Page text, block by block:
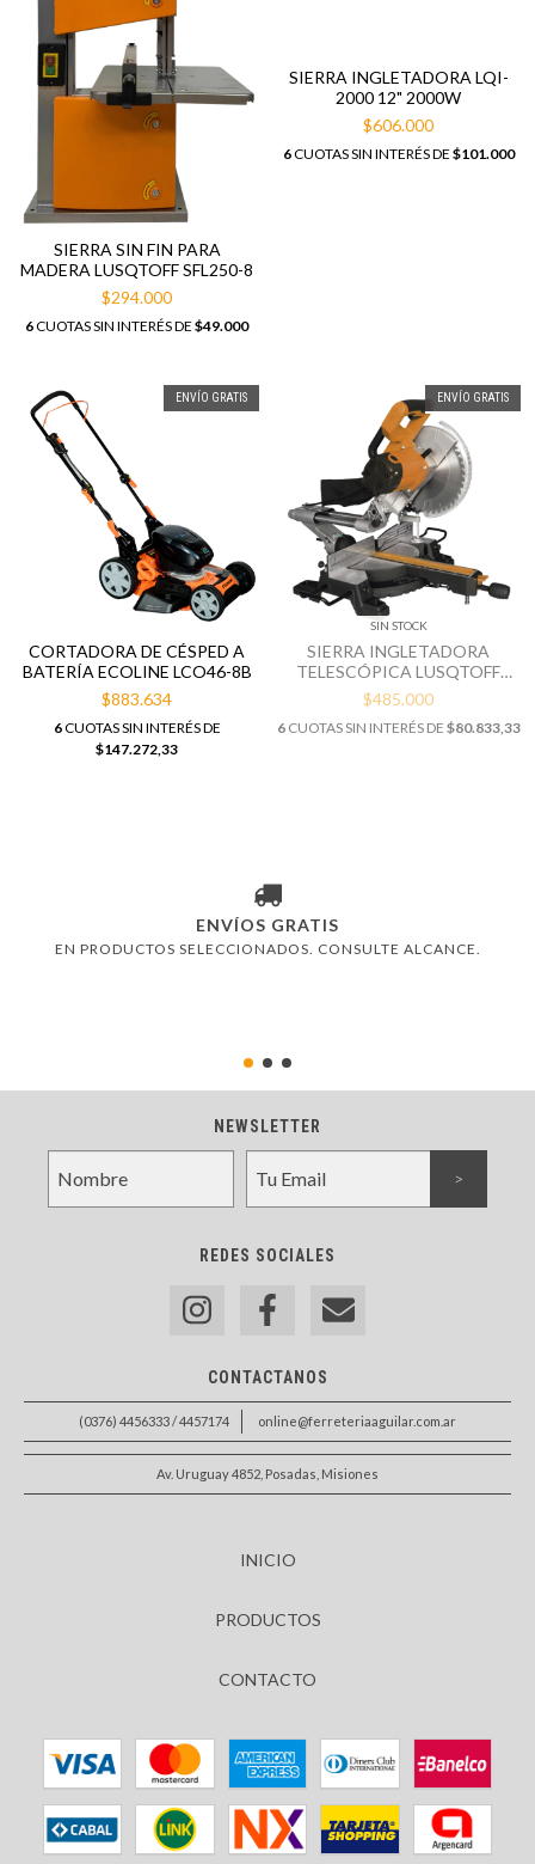
SIERRA SIN FIN PARA
MADERA LUSQTOFF SFL250-8
$294.000
6CUOTAS SIN INTERÉS DE $49.000
SIERRA INGLETADORA LQI-
2000 12" 2000W
$606.000
6CUOTAS SIN INTERÉS DE $101.000
ENVÍO GRATIS
CORTADORA DE CÉSPED A
BATERÍA ECOLINE LCO46-8B
$883.634
6CUOTAS SIN INTERÉS DE
$147.272,33
ENVÍO GRATIS
SIN STOCK
SIERRA INGLETADORA
TELESCÓPICA LUSQTOFF
LQI-1800 10" 1800W
$485.000
6CUOTAS SIN INTERÉS DE $80.833,33
ENVÍOS GRATIS
EN PRODUCTOS SELECCIONADOS. CONSULTE ALCANCE.
NEWSLETTER
REDES SOCIALES
CONTACTANOS
(0376) 4456333 / 4457174 online@ferreteriaaguilar.com.ar
Av. Uruguay 4852, Posadas, Misiones
INICIO
PRODUCTOS
CONTACTO